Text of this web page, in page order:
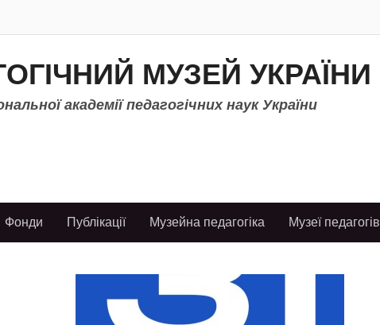
МУЗЕЙ УКРАЇНИ
академії педагогічних наук України
Фонди Публікації Музейна педагогіка Музеї педагогів